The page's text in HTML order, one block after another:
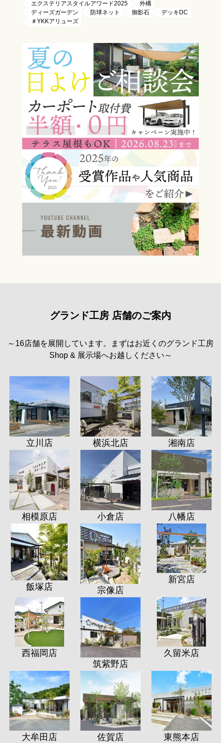
エクステリアスタイルアワード2025
外構
ディーズガーデン
防球ネット 御影石
デッキDC
＃YKKアリューズ
グランド工房 店舗のご案内
～16店舗を展開しています。まずはお近くのグランド工房
Shop & 展示場へお越しください～
立川店 横浜北店 湘南店
相模原店 小倉店 八幡店
飯塚店 宗像店
新宮店
西福岡店
筑紫野店
久留米店
大牟田店 佐賀店 東熊本店